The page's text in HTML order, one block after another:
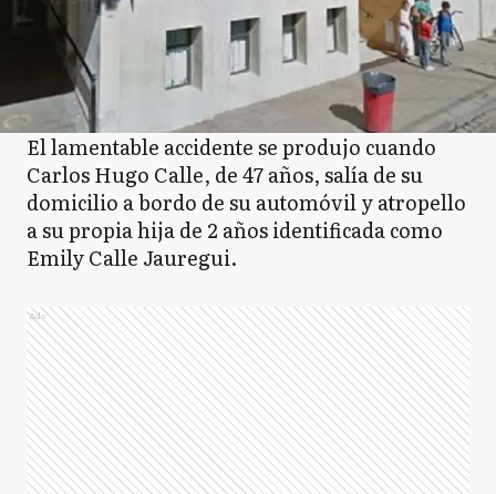
El lamentable accidente se produjo cuando
Carlos Hugo Calle, de 47 años, salía de su
domicilio a bordo de su automóvil y atropello
a su propia hija de 2 años identificada como
Emily Calle Jauregui.
Ads